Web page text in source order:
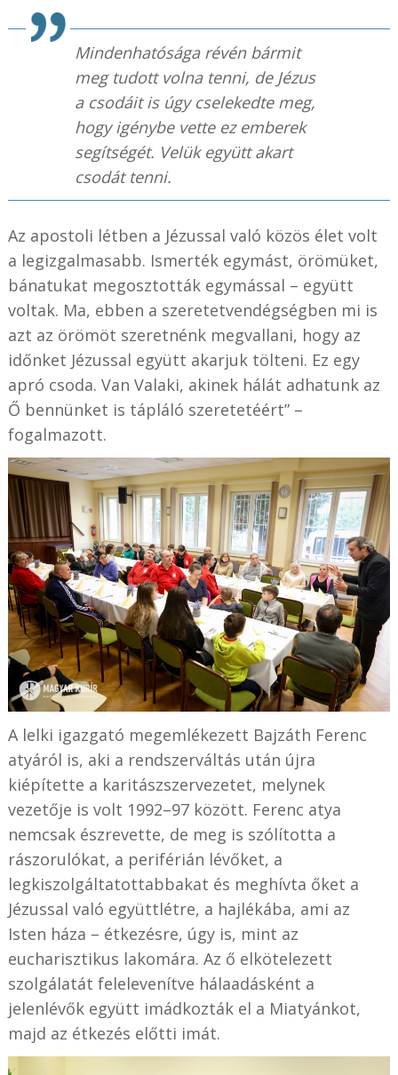
Mindenhatósága révén bármit
meg tudott volna tenni, de Jézus
a csodáit is úgy cselekedte meg,
hogy igénybe vette ez emberek
segítségét. Velük együtt akart
csodát tenni.
Az apostoli létben a Jézussal való közös élet volt
a legizgalmasabb. Ismerték egymást, örömüket,
bánatukat megosztották egymással – együtt
voltak. Ma, ebben a szeretetvendégségben mi is
azt az örömöt szeretnénk megvallani, hogy az
időnket Jézussal együtt akarjuk tölteni. Ez egy
apró csoda. Van Valaki, akinek hálát adhatunk az
Ő bennünket is tápláló szeretetéért” –
fogalmazott.
A lelki igazgató megemlékezett Bajzáth Ferenc
atyáról is, aki a rendszerváltás után újra
kiépítette a karitászszervezetet, melynek
vezetője is volt 1992–97 között. Ferenc atya
nemcsak észrevette, de meg is szólította a
rászorulókat, a periférián lévőket, a
legkiszolgáltatottabbakat és meghívta őket a
Jézussal való együttlétre, a hajlékába, ami az
Isten háza – étkezésre, úgy is, mint az
eucharisztikus lakomára. Az ő elkötelezett
szolgálatát felelevenítve hálaadásként a
jelenlévők együtt imádkozták el a Miatyánkot,
majd az étkezés előtti imát.